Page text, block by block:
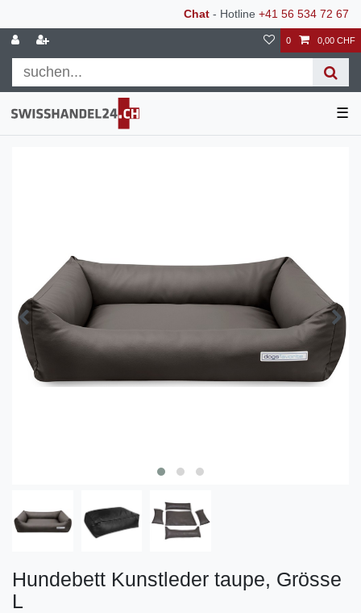
Chat - Hotline +41 56 534 72 67
0 0,00 CHF
☰
Hundebett Kunstleder taupe, Grösse
L